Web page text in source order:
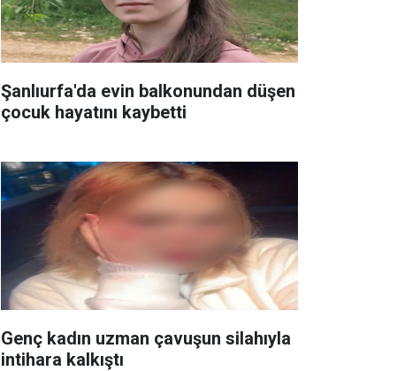
Şanlıurfa'da evin balkonundan düşen
çocuk hayatını kaybetti
Genç kadın uzman çavuşun silahıyla
intihara kalkıştı